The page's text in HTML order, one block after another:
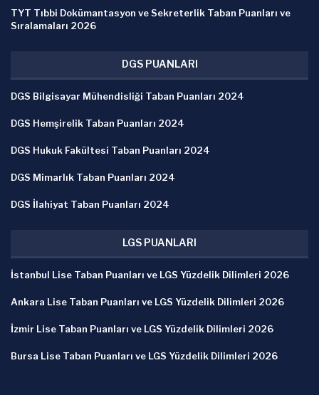
TYT Tıbbi Dokümantasyon ve Sekreterlik Taban Puanları ve
Sıralamaları 2026
DGS PUANLARI
DGS Bilgisayar Mühendisliği Taban Puanları 2024
DGS Hemşirelik Taban Puanları 2024
DGS Hukuk Fakültesi Taban Puanları 2024
DGS Mimarlık Taban Puanları 2024
DGS İlahiyat Taban Puanları 2024
LGS PUANLARI
İstanbul Lise Taban Puanları ve LGS Yüzdelik Dilimleri 2026
Ankara Lise Taban Puanları ve LGS Yüzdelik Dilimleri 2026
İzmir Lise Taban Puanları ve LGS Yüzdelik Dilimleri 2026
Bursa Lise Taban Puanları ve LGS Yüzdelik Dilimleri 2026